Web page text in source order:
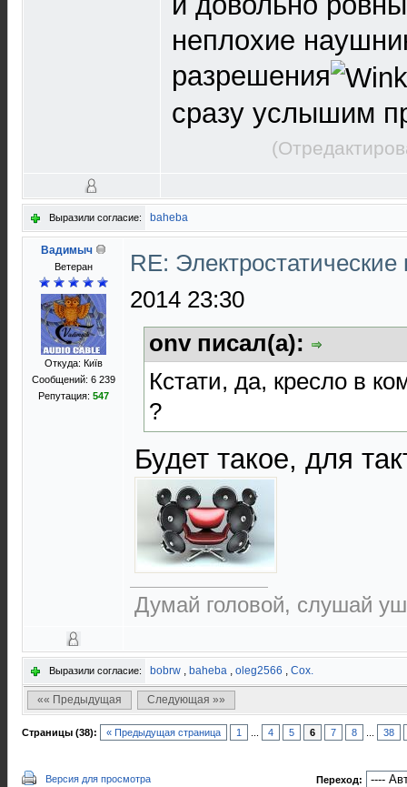
неплохие
разрешения
сразу услышим
Выразили согласие: baheba
Вадимыч
Ветеран
Откуда: Київ
Сообщений: 6 239
Репутация: 547
RE:
2014 23:30
onv писал(а):
Кстати, да, кресло в
?
Будет такое, для
Думай головой, слушай
Выразили согласие: bobrw , baheba , oleg2566 , Cox.
«« Предыдущая Следующая »»
Страницы (38): « Предыдущая страница 1 4 5 6 7 8 38
Версия для просмотра Переход: